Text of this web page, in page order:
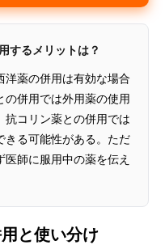
するメリットは？
洋薬の併用は有効な場合
併用では外用薬の使用
抗コリン薬との併用では
きる可能性がある。ただ
師に服用中の薬を伝え
と使い分け